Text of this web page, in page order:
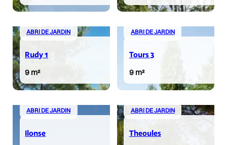
ABRI DE JARDIN
Rudy 1
9 m²
ABRI DE JARDIN
Tours 3
9 m²
ABRI DE JARDIN
Ilonse
ABRI DE JARDIN
Theoules